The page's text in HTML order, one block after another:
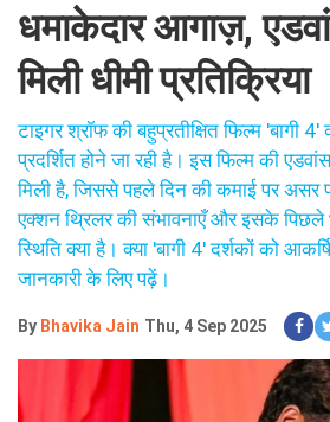
धमाकेदार आगाज़,
मिली धीमी प्रतिक्रिया
टाइगर श्रॉफ की बहुप्रतीक्षित फिल्म 'बागी
प्रदर्शित होने जा रही है। इस फिल्म की
मिली है, जिससे पहले दिन की कमाई पर
एक्शन थ्रिलर की संभावनाएँ और इसके पिछले
स्थिति क्या है। क्या 'बागी 4' दर्शकों को
जानकारी के लिए पढ़ें।
By Bhavika Jain Thu, 4 Sep 2025